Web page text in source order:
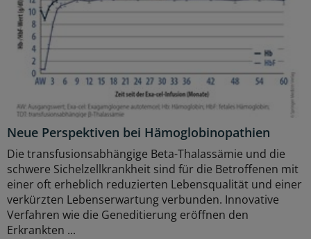
Neue Perspektiven bei Hämoglobinopathien
Die transfusionsabhängige Beta-Thalassämie und die
schwere Sichelzellkrankheit sind für die Betroffenen mit
einer oft erheblich reduzierten Lebensqualität und einer
verkürzten Lebenserwartung verbunden. Innovative
Verfahren wie die Geneditierung eröffnen den
Erkrankten ...